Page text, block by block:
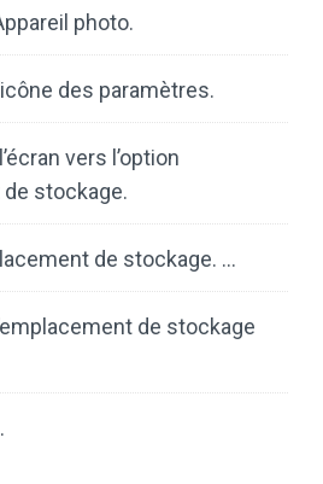
photo.
des paramètres.
vers l’option
stockage.
de stockage. …
de stockage